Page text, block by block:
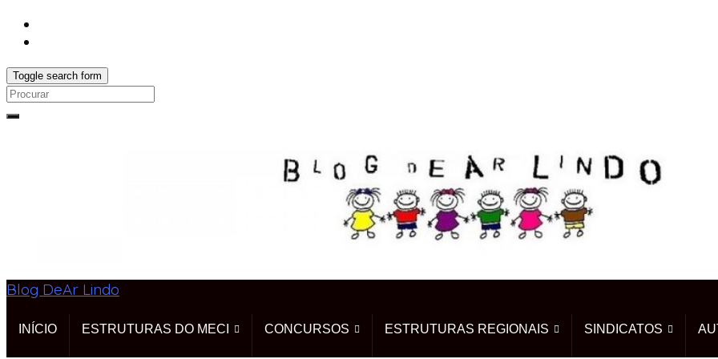
Toggle search form
Search
Blog DeAr Lindo
INÍCIO ESTRUTURAS DO MECI CONCURSOS ESTRUTURAS REGIONAIS SINDICATOS